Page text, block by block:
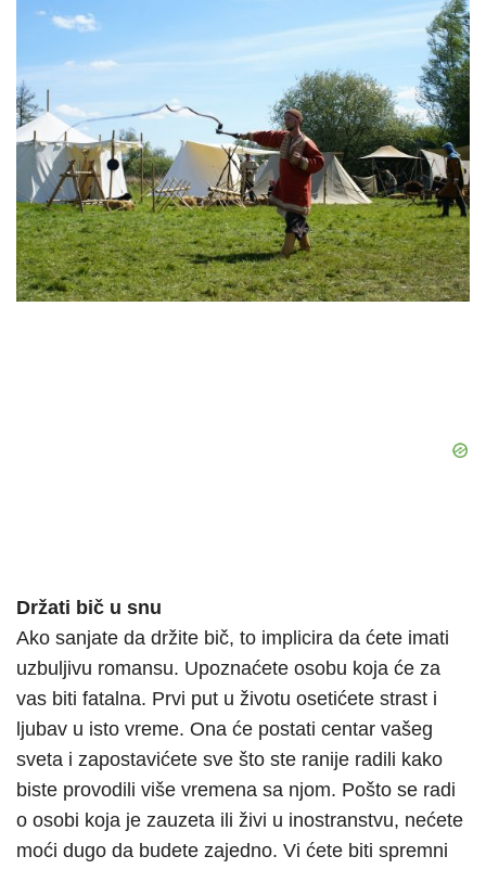
Držati bič u snu
Ako sanjate da držite bič, to implicira da ćete imati
uzbuljivu romansu. Upoznaćete osobu koja će za
vas biti fatalna. Prvi put u životu osetićete strast i
ljubav u isto vreme. Ona će postati centar vašeg
sveta i zapostavićete sve što ste ranije radili kako
biste provodili više vremena sa njom. Pošto se radi
o osobi koja je zauzeta ili živi u inostranstvu, nećete
moći dugo da budete zajedno. Vi ćete biti spremni